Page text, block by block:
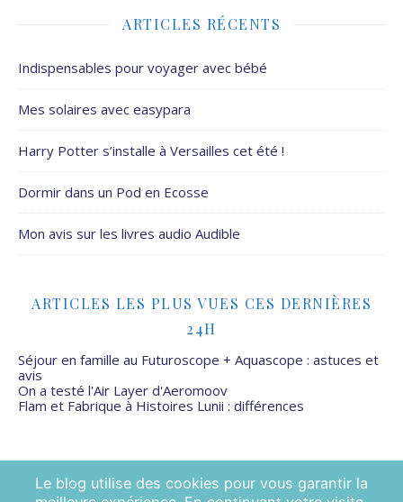
ARTICLES RÉCENTS
Indispensables pour voyager avec bébé
Mes solaires avec easypara
Harry Potter s’installe à Versailles cet été !
Dormir dans un Pod en Ecosse
Mon avis sur les livres audio Audible
ARTICLES LES PLUS VUES CES DERNIÈRES
24H
Séjour en famille au Futuroscope + Aquascope : astuces et
avis
On a testé l'Air Layer d'Aeromoov
Flam et Fabrique à Histoires Lunii : différences
Le blog utilise des cookies pour vous garantir la